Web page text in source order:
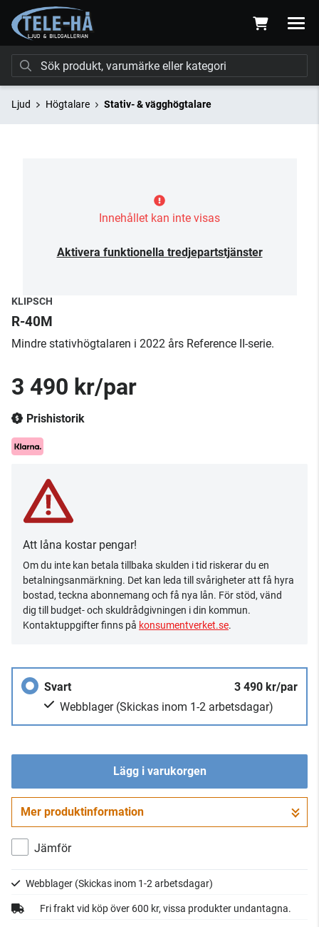
Ljud Högtalare Stativ- & vägghögtalare
Innehållet kan inte visas
Aktivera funktionella tredjepartstjänster
KLIPSCH
R-40M
​Mindre stativhögtalaren i 2022 års Reference II-serie.
3 490 kr/par
Prishistorik
Att låna kostar pengar!
Om du inte kan betala tillbaka skulden i tid riskerar du en
betalningsanmärkning. Det kan leda till svårigheter att få hyra
bostad, teckna abonnemang och få nya lån. För stöd, vänd
dig till budget- och skuldrådgivningen i din kommun.
Kontaktuppgifter finns på konsumentverket.se.
Svart
3 490 kr/par
Webblager (Skickas inom 1-2 arbetsdagar)
Lägg i varukorgen
Gå till kassan
Mer produktinformation
Jämför
Webblager (Skickas inom 1-2 arbetsdagar)
Fri frakt vid köp över 600 kr, vissa produkter undantagna.